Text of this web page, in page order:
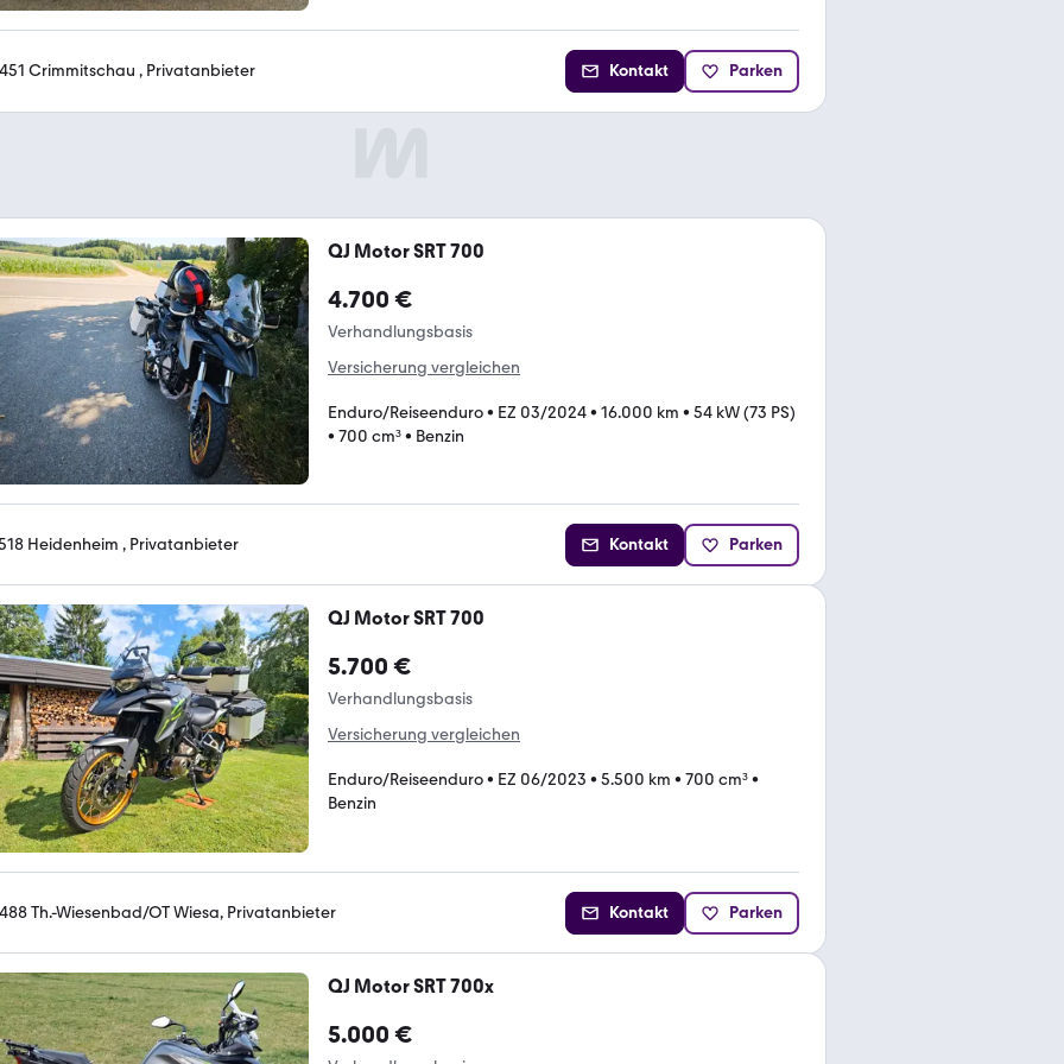
Crimmitschau , Privatanbieter Kontakt Parken
QJ Motor SRT 700
4.700 €
Verhandlungsbasis
Versicherung vergleichen
Enduro/Reiseenduro• EZ 03/2024• 16.000 km • 54 kW (73 PS)
• 700 cm³• Benzin
Heidenheim , Privatanbieter Kontakt Parken
QJ Motor SRT 700
5.700 €
Verhandlungsbasis
Versicherung vergleichen
Enduro/Reiseenduro• EZ 06/2023 • 5.500 km • 700 cm³•
Benzin
Th.-Wiesenbad/OT Wiesa, Privatanbieter Kontakt Parken
QJ Motor SRT 700x
5.000 €